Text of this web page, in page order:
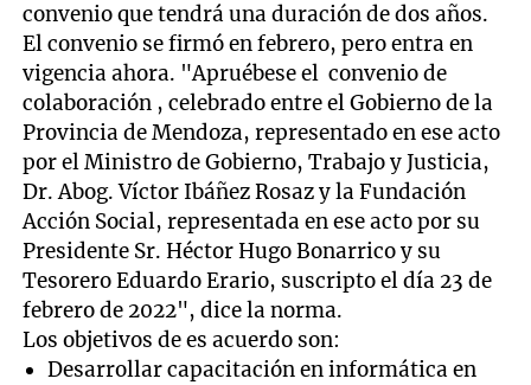
convenio que tendrá una duración de dos años.
El convenio se firmó en febrero, pero entra en
vigencia ahora. "Apruébese el convenio de
colaboración , celebrado entre el Gobierno de la
Provincia de Mendoza, representado en ese acto
por el Ministro de Gobierno, Trabajo y Justicia,
Dr. Abog. Víctor Ibáñez Rosaz y la Fundación
Acción Social, representada en ese acto por su
Presidente Sr. Héctor Hugo Bonarrico y su
Tesorero Eduardo Erario, suscripto el día 23 de
febrero de 2022", dice la norma.
Los objetivos de es acuerdo son:
Desarrollar capacitación en informática en